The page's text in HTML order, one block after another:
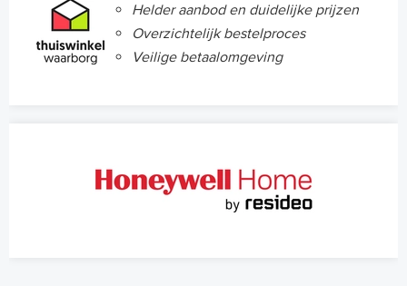
Helder aanbod en duidelijke prijzen
Overzichtelijk bestelproces
Veilige betaalomgeving